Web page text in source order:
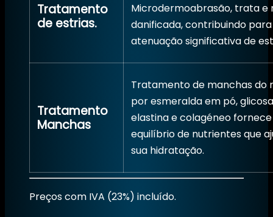
Tratamento
de estrias.
Microdermoabrasão, trata e
danificada, contribuindo
atenuação significativa de
Tratamento
Manchas
Tratamento de manchas do
por esmeralda em pó,
elastina e colagéneo
equilíbrio de nutrientes que
sua hidratação.
Preços com IVA (23%) incluído.